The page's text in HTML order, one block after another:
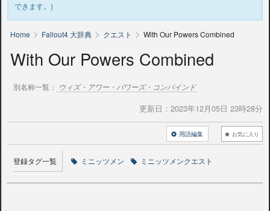
できます。)
Home > Fallout4 大辞典 > クエスト > With Our Powers Combined
With Our Powers Combined
別名称一覧： ウィズ・アワー・パワーズ・コンバインド
更新日： 2023年12月05日 23時28分
お気に入り
用語編集
登録タグ一覧 ミニッツメン ミニッツメンクエスト